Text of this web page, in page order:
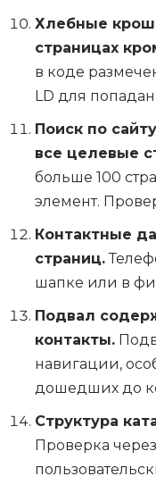
Хлебные
страницах
в коде
LD для
Поиск по
все целевые
больше 100
элемент.
Контактные
страниц.
шапке или в
Подвал
контакты.
навигации,
дошедших до
Структура
Проверка